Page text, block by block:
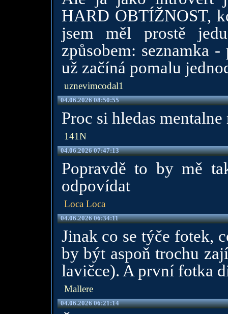
HARD OBTÍŽNOST,
jsem měl prostě
způsobem: seznamka
už začíná pomalu
uznevimcodal1
04.06.2026 08:50:55
Proc si hledas
141N
04.06.2026 07:47:13
Popravdě to by mě
odpovídat
Loca Loca
04.06.2026 06:34:11
Jinak co se týče fotek,
by být aspoň trochu
lavičce). A první fotka
Mallere
04.06.2026 06:21:14